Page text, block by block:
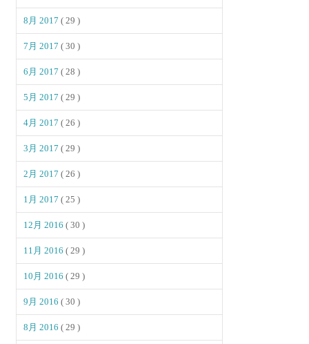
8月 2017( 29 )
7月 2017( 30 )
6月 2017( 28 )
5月 2017( 29 )
4月 2017( 26 )
3月 2017( 29 )
2月 2017( 26 )
1月 2017( 25 )
12月 2016( 30 )
11月 2016( 29 )
10月 2016( 29 )
9月 2016( 30 )
8月 2016( 29 )